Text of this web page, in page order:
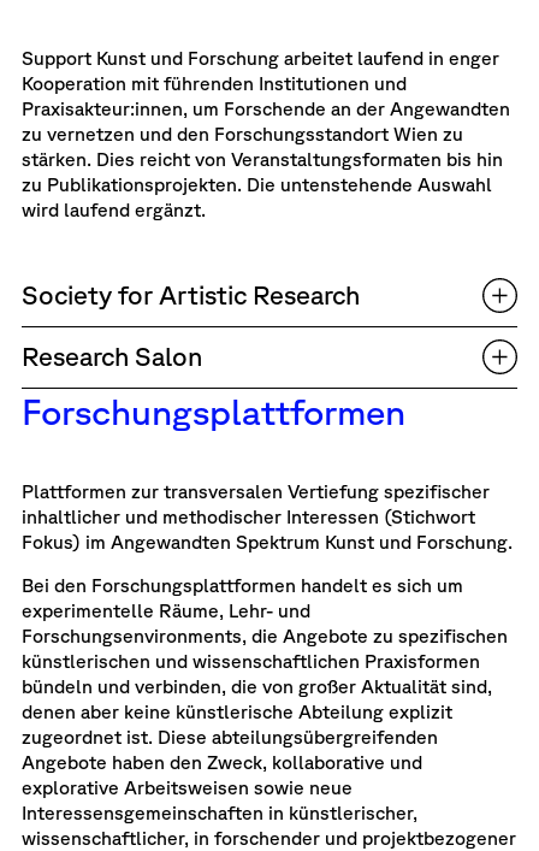
Support Kunst und Forschung arbeitet laufend in enger
Kooperation mit führenden Institutionen und
Praxisakteur:innen, um Forschende an der Angewandten
zu vernetzen und den Forschungsstandort Wien zu
stärken. Dies reicht von Veranstaltungsformaten bis hin
zu Publikationsprojekten. Die untenstehende Auswahl
wird laufend ergänzt.
Society for Artistic Research
Research Salon
Forschungsplattformen
Plattformen zur transversalen Vertiefung spezifischer
inhaltlicher und methodischer Interessen (Stichwort
Fokus) im Angewandten Spektrum Kunst und Forschung.
Bei den Forschungsplattformen handelt es sich um
experimentelle Räume, Lehr- und
Forschungsenvironments, die Angebote zu spezifischen
künstlerischen und wissenschaftlichen Praxisformen
bündeln und verbinden, die von großer Aktualität sind,
denen aber keine künstlerische Abteilung explizit
zugeordnet ist. Diese abteilungsübergreifenden
Angebote haben den Zweck, kollaborative und
explorative Arbeitsweisen sowie neue
Interessensgemeinschaften in künstlerischer,
wissenschaftlicher, in forschender und projektbezogener